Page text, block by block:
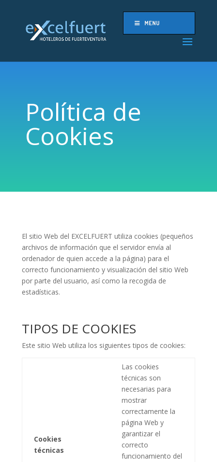
MENU
Política de
Cookies
El sitio Web del EXCELFUERT utiliza cookies (pequeños
archivos de información que el servidor envía al
ordenador de quien accede a la página) para el
correcto funcionamiento y visualización del sitio Web
por parte del usuario, así como la recogida de
estadísticas.
TIPOS DE COOKIES
Este sitio Web utiliza los siguientes tipos de cookies:
Cookies
técnicas
Las cookies
técnicas son
necesarias para
mostrar
correctamente la
página Web y
garantizar el
correcto
funcionamiento del